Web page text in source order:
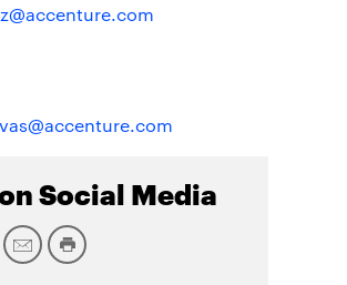
Social Media